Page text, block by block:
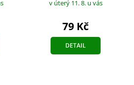
v úterý 11. 8. u vás
79 Kč
DETAIL